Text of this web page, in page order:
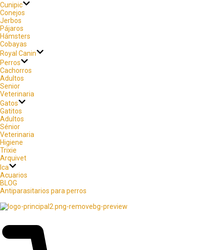
Cunipic
Conejos
Jerbos
Pájaros
Hámsters
Cobayas
Royal Canin
Perros
Cachorros
Adultos
Senior
Veterinaria
Gatos
Gatitos
Adultos
Sénior
Veterinaria
Higiene
Trixie
Arquivet
Ica
Acuarios
BLOG
Antiparasitarios para perros